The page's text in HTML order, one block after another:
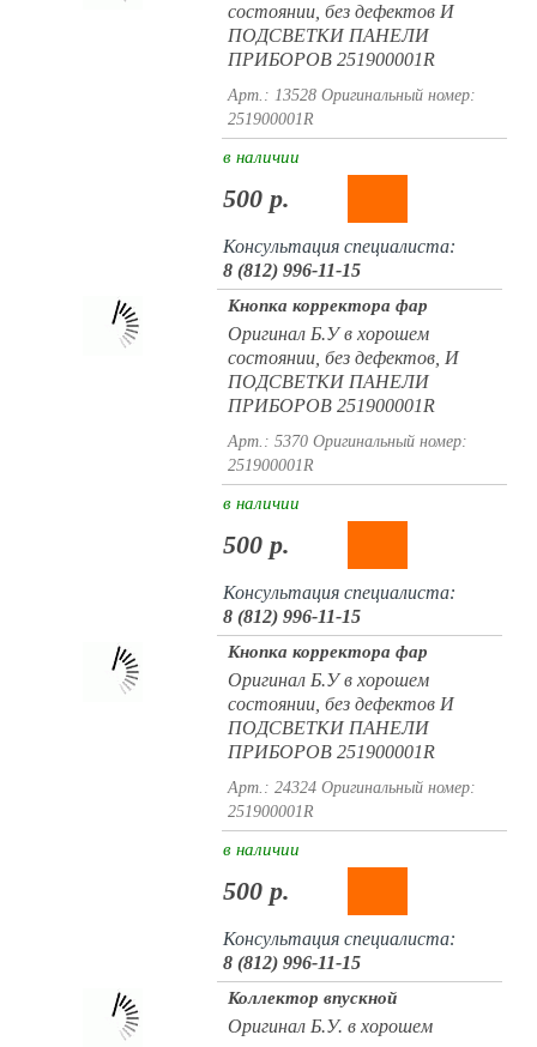
состоянии, без дефектов И
ПОДСВЕТКИ ПАНЕЛИ
ПРИБОРОВ 251900001R
Арт.: 13528 Оригинальный номер:
251900001R
в наличии
500 р.
Консультация специалиста:
8 (812) 996-11-15
Кнопка корректора фар
Оригинал Б.У в хорошем
состоянии, без дефектов, И
ПОДСВЕТКИ ПАНЕЛИ
ПРИБОРОВ 251900001R
Арт.: 5370 Оригинальный номер:
251900001R
в наличии
500 р.
Консультация специалиста:
8 (812) 996-11-15
Кнопка корректора фар
Оригинал Б.У в хорошем
состоянии, без дефектов И
ПОДСВЕТКИ ПАНЕЛИ
ПРИБОРОВ 251900001R
Арт.: 24324 Оригинальный номер:
251900001R
в наличии
500 р.
Консультация специалиста:
8 (812) 996-11-15
Коллектор впускной
Оригинал Б.У. в хорошем